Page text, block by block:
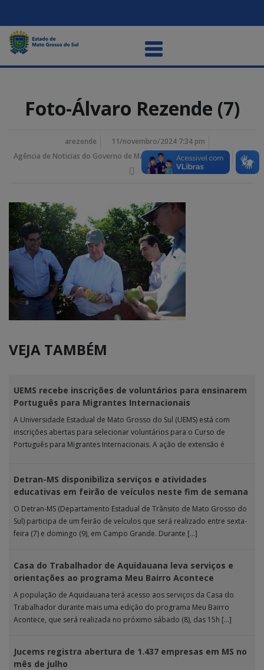
Foto-Álvaro Rezende (7)
arezende
11/novembro/2024 7:34 pm
Agência de Noticias do Governo de Mato Grosso do Sul
VEJA TAMBÉM
UEMS recebe inscrições de voluntários para ensinarem
Português para Migrantes Internacionais
A Universidade Estadual de Mato Grosso do Sul (UEMS) está com
inscrições abertas para selecionar voluntários para o Curso de
Português para Migrantes Internacionais. A ação de extensão é
Detran-MS disponibiliza serviços e atividades
educativas em feirão de veículos neste fim de semana
O Detran-MS (Departamento Estadual de Trânsito de Mato Grosso do
Sul) participa de um feirão de veículos que será realizado entre sexta-
feira (7) e domingo (9), em Campo Grande. Durante […]
Casa do Trabalhador de Aquidauana leva serviços e
orientações ao programa Meu Bairro Acontece
A população de Aquidauana terá acesso aos serviços da Casa do
Trabalhador durante mais uma edição do programa Meu Bairro
Acontece, que será realizada no próximo sábado (8), das 15h […]
Jucems registra abertura de 1.437 empresas em MS no
mês de julho